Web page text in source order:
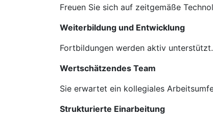
Freuen Sie sich auf zeitgemäße
Weiterbildung und Entwicklung
Fortbildungen werden aktiv
Wertschätzendes Team
Sie erwartet ein kollegiales
Strukturierte Einarbeitung